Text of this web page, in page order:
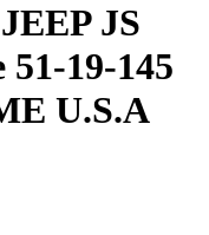
JS
51-19-145
U.S.A